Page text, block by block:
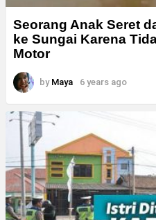
Seorang Anak Seret
ke Sungai Karena
Motor
by Maya 6 years ago